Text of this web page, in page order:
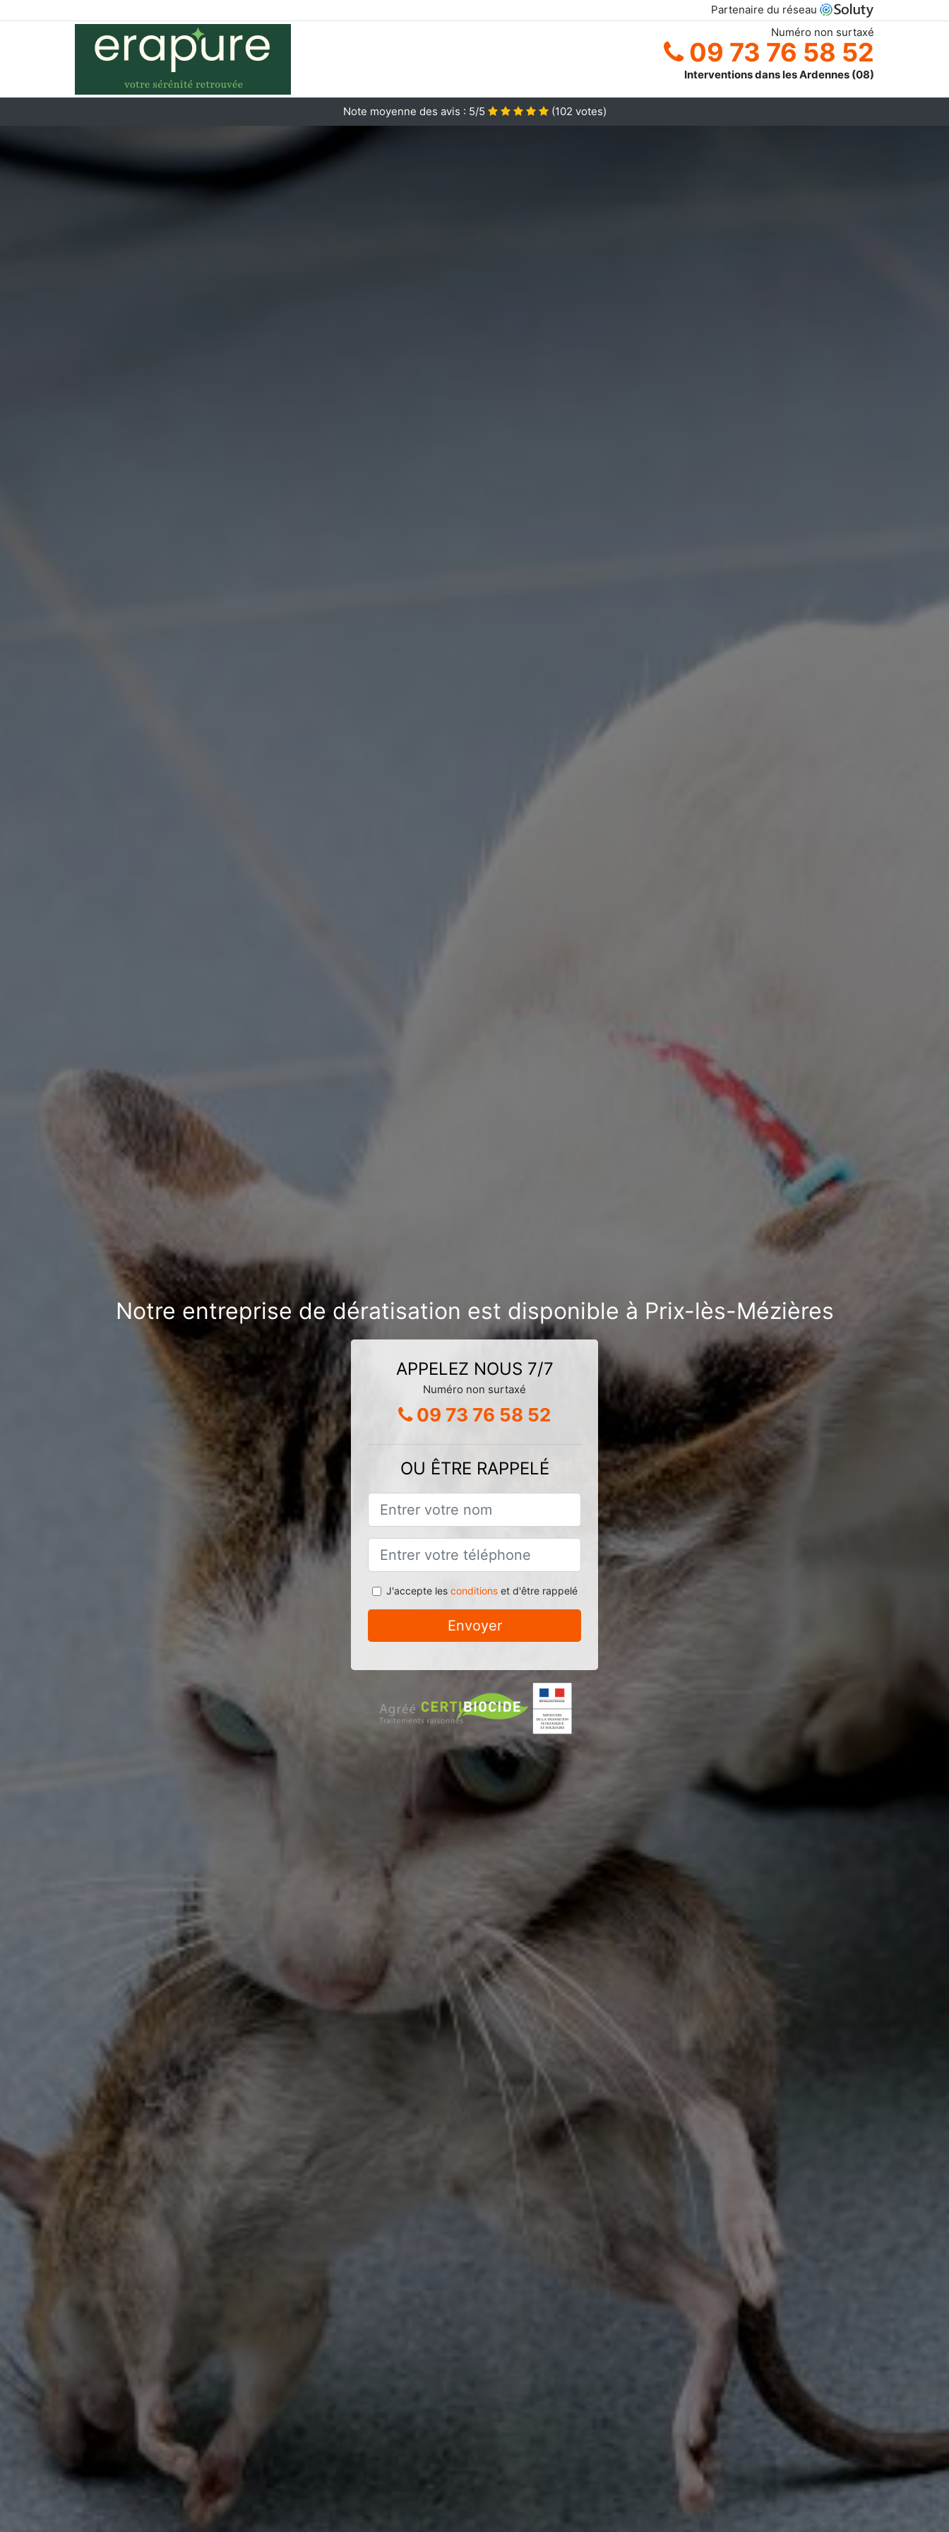
Partenaire du réseau
Numéro non surtaxé
09 73 76 58 52
Interventions dans les Ardennes (08)
Note moyenne des avis : 5/5 (102 votes)
Notre entreprise de dératisation est disponible à Prix-lès-Mézières
APPELEZ NOUS 7/7
Numéro non surtaxé
09 73 76 58 52
OU ÊTRE RAPPELÉ
J'accepte les conditionset d'être rappelé
Envoyer